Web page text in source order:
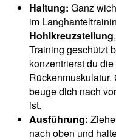
Haltung: Ganz
im
Hohlkreuzstellung
Training geschützt
konzentrierst du
beuge dich nach
ist.
Ausführung:
nach oben und